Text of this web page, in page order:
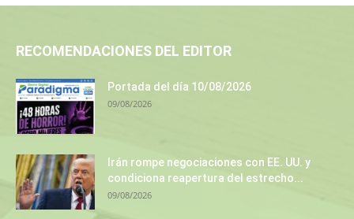
RECOMENDACIONES DEL EDITOR
Portada del día 10/08/2026
09/08/2026
Irán rompe negociaciones con EE. UU. y
condiciona reapertura del estrecho...
09/08/2026